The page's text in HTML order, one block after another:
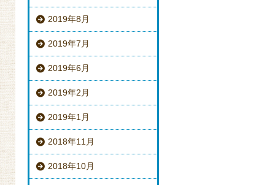
2019年8月
2019年7月
2019年6月
2019年2月
2019年1月
2018年11月
2018年10月